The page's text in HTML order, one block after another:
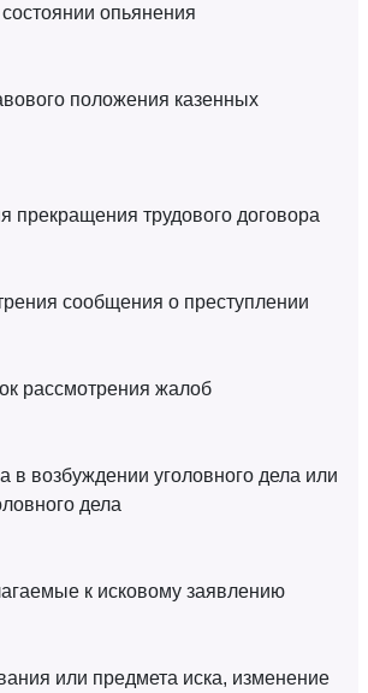
опьянения
положения казенных
прекращения трудового договора
сообщения о преступлении
рассмотрения жалоб
в возбуждении уголовного дела или
дела
к исковому заявлению
или предмета иска, изменение